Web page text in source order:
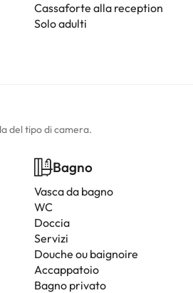
Cassaforte alla reception
Solo adulti
del tipo di camera.
Bagno
Vasca da bagno
WC
Doccia
Servizi
Douche ou baignoire
Accappatoio
Bagno privato